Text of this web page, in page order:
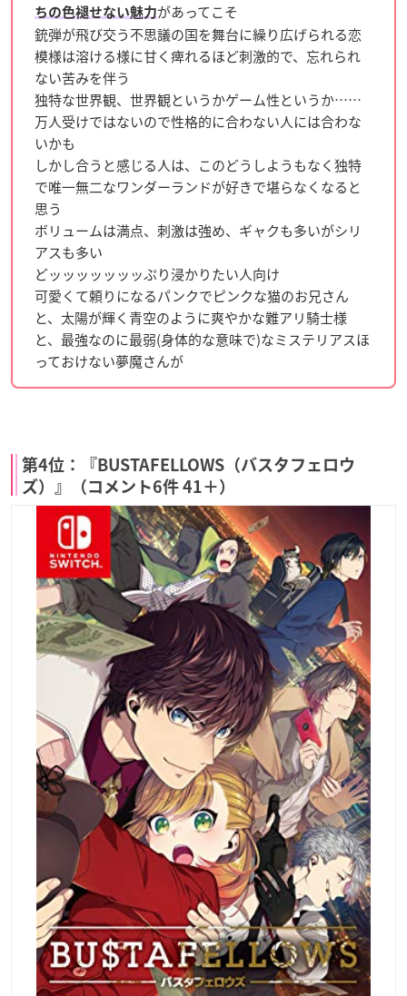
ちの色褪せない魅力があってこそ
銃弾が飛び交う不思議の国を舞台に繰り広げられる恋
模様は溶ける様に甘く痺れるほど刺激的で、忘れられ
ない苦みを伴う
独特な世界観、世界観というかゲーム性というか……
万人受けではないので性格的に合わない人には合わな
いかも
しかし合うと感じる人は、このどうしようもなく独特
で唯一無二なワンダーランドが好きで堪らなくなると
思う
ボリュームは満点、刺激は強め、ギャクも多いがシリ
アスも多い
どッッッッッッッぷり浸かりたい人向け
可愛くて頼りになるパンクでピンクな猫のお兄さん
と、太陽が輝く青空のように爽やかな難アリ騎士様
と、最強なのに最弱(身体的な意味で)なミステリアスほ
っておけない夢魔さんが
第4位：『BUSTAFELLOWS（バスタフェロウ
ズ）』（コメント6件 41＋）